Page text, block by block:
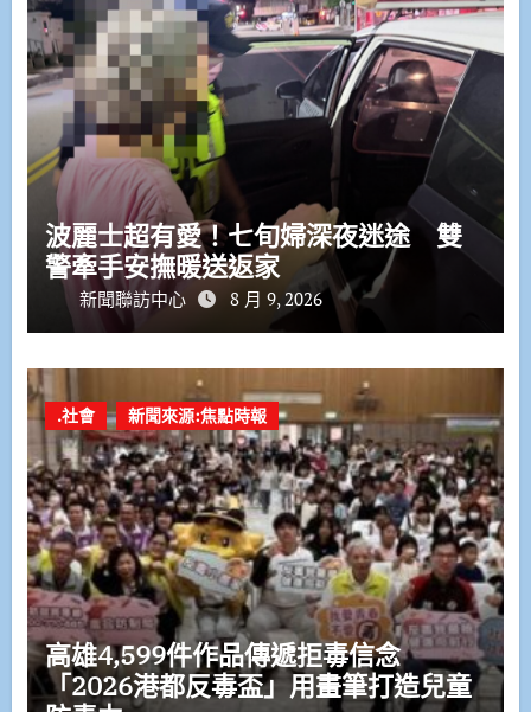
波麗士超有愛！七旬婦深夜迷途 雙
警牽手安撫暖送返家
新聞聯訪中心 8 月 9, 2026
.社會 新聞來源:焦點時報
高雄4,599件作品傳遞拒毒信念
「2026港都反毒盃」用畫筆打造兒童